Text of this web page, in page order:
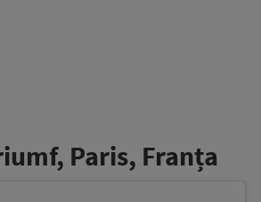
Paris, Franța